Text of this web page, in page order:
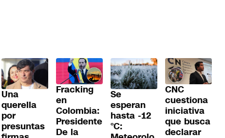
Una
querella
por
presuntas
Fracking
en
Colombia:
Presidente
De la
Se
esperan
hasta -12
°C:
CNC
cuestiona
iniciativa
que busca
declarar